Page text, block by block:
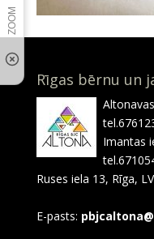
Rīgas bērnu un
Imantas
Ruses iela 13, Rīga,
E-pasts: